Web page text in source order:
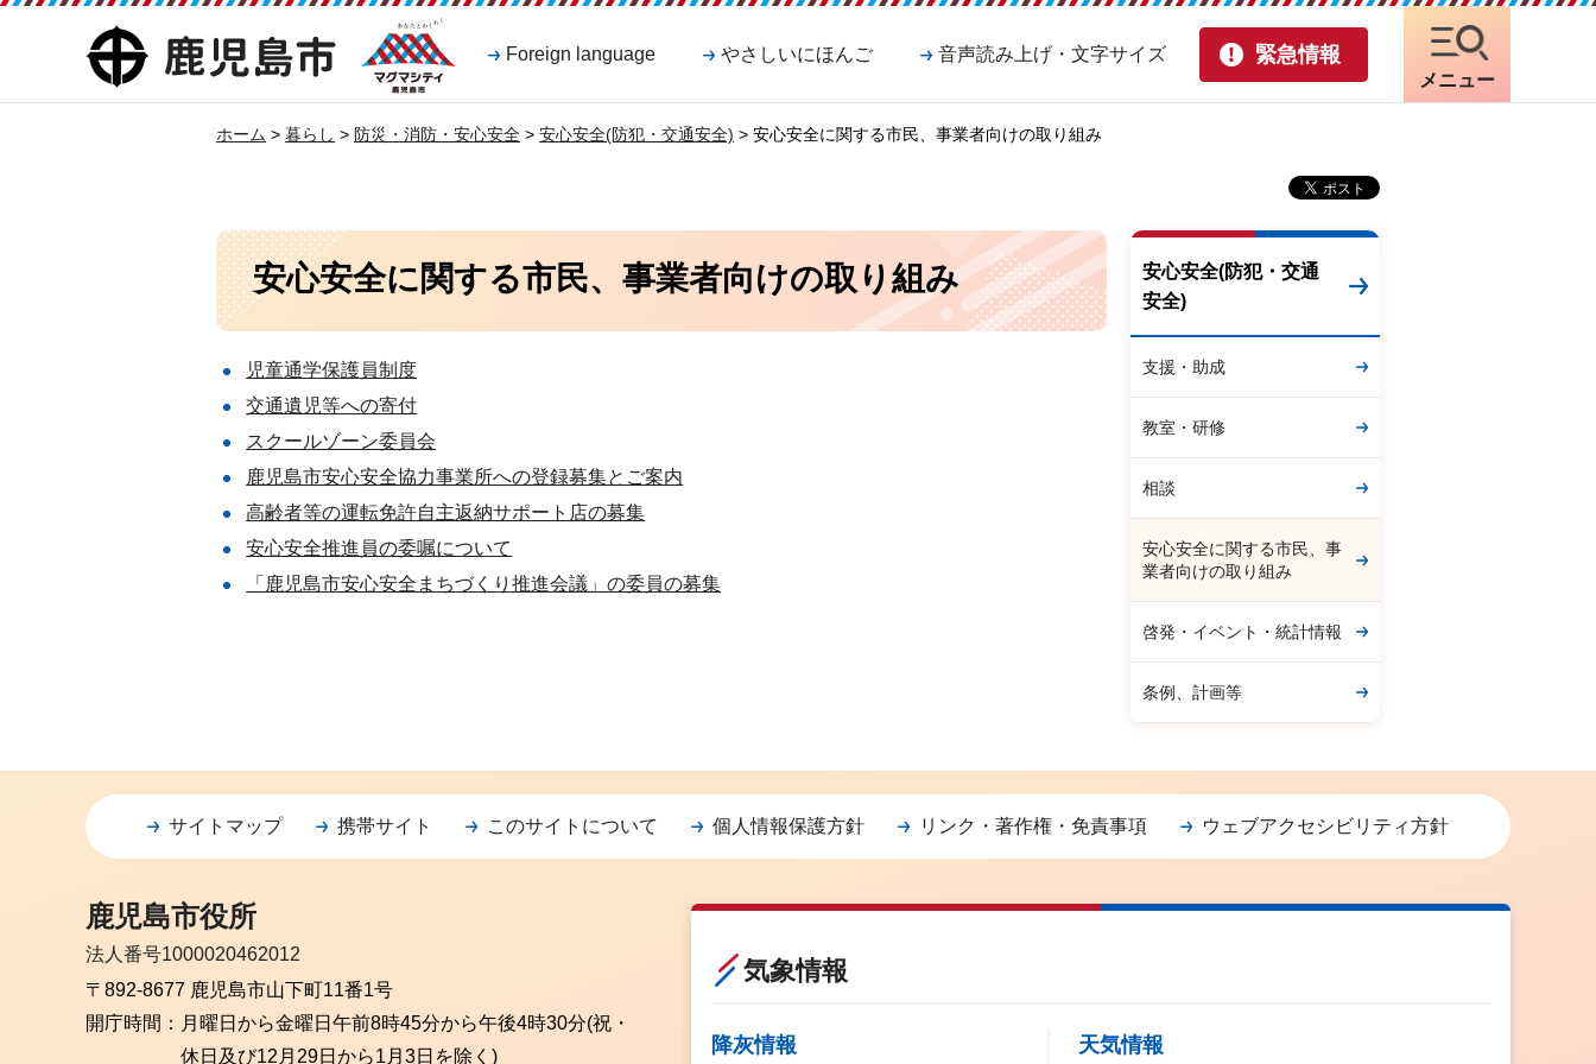
鹿児島市
マグマシティ
鹿児島市
Foreign language やさしいにほんご 音声読み上げ・文字サイズ 緊急情報
メニュー
ホーム > 暮らし > 防災・消防・安心安全 > 安心安全(防犯・交通安全) > 安心安全に関する市民、事業者向けの取り組み
安心安全に関する市民、事業者向けの取り組み
児童通学保護員制度
交通遺児等への寄付
スクールゾーン委員会
鹿児島市安心安全協力事業所への登録募集とご案内
高齢者等の運転免許自主返納サポート店の募集
安心安全推進員の委嘱について
「鹿児島市安心安全まちづくり推進会議」の委員の募集
安心安全(防犯・交通
安全)
支援・助成
教室・研修
相談
安心安全に関する市民、事
業者向けの取り組み
啓発・イベント・統計情報
条例、計画等
サイトマップ 携帯サイト このサイトについて 個人情報保護方針 リンク・著作権・免責事項 ウェブアクセシビリティ方針
鹿児島市役所
法人番号1000020462012
〒892-8677 鹿児島市山下町11番1号
開庁時間： 月曜日から金曜日 午前8時45分から午後4時30分(祝・
休日及び12月29日から1月3日を除く)
気象情報
降灰情報 天気情報